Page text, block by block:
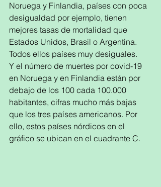
Noruega y Finlandia, países con poca
desigualdad por ejemplo, tienen
mejores tasas de mortalidad que
Estados Unidos, Brasil o Argentina.
Todos ellos países muy desiguales.
Y el número de muertes por covid-19
en Noruega y en Finlandia están por
debajo de los 100 cada 100.000
habitantes, cifras mucho más bajas
que los tres países americanos. Por
ello, estos países nórdicos en el
gráfico se ubican en el cuadrante C.